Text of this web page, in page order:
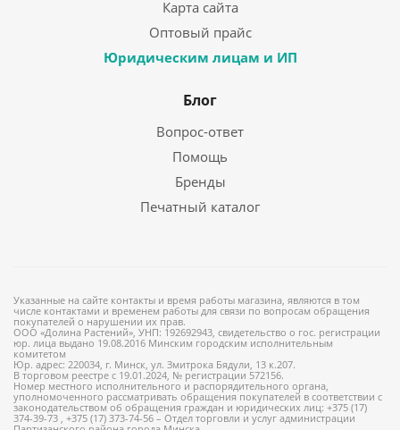
Карта сайта
Оптовый прайс
Юридическим лицам и ИП
Блог
Вопрос-ответ
Помощь
Бренды
Печатный каталог
Указанные на сайте контакты и время работы магазина, являются в том
числе контактами и временем работы для связи по вопросам обращения
покупателей о нарушении их прав.
ООО «Долина Растений», УНП: 192692943, свидетельство о гос. регистрации
юр. лица выдано 19.08.2016 Минским городским исполнительным
комитетом
Юр. адрес: 220034, г. Минск, ул. Змитрока Бядули, 13 к.207.
В торговом реестре с 19.01.2024, № регистрации 572156.
Номер местного исполнительного и распорядительного органа,
уполномоченного рассматривать обращения покупателей в соответствии с
законодательством об обращения граждан и юридических лиц: +375 (17)
374-39-73 , +375 (17) 373-74-56 – Отдел торговли и услуг администрации